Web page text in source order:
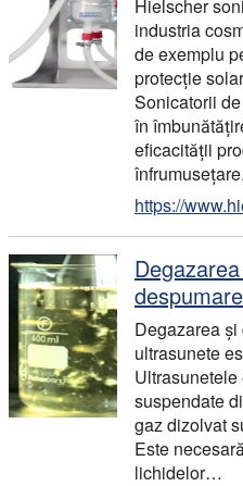
Hielscher
industria
de exemplu
protecție
Sonicatorii
în
eficacității
https://
Degazarea
ultrasunete
suspendate
gaz dizolvat
Este
lichidelor…